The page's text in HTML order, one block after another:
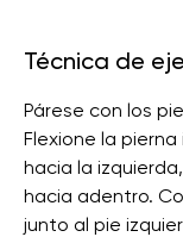
Técnica de
Párese con los
Flexione la
hacia la
hacia adentro.
junto al pie